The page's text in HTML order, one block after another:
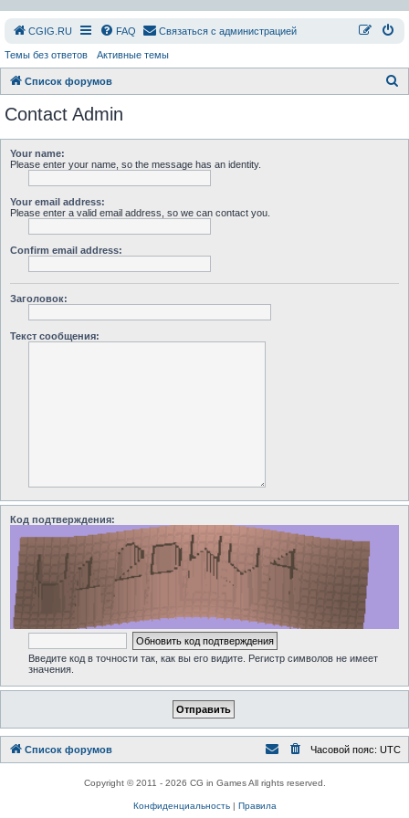
СGIG.RU FAQ Связаться с администрацией
Темы без ответов Активные темы
Список форумов
Contact Admin
Your name:
Please enter your name, so the message has an identity.
Your email address:
Please enter a valid email address, so we can contact you.
Confirm email address:
Заголовок:
Текст сообщения:
Код подтверждения:
Введите код в точности так, как вы его видите. Регистр символов не имеет
значения.
Список форумов Часовой пояс: UTC
Copyright © 2011 - 2026 CG in Games All rights reserved.
Конфиденциальность| Правила